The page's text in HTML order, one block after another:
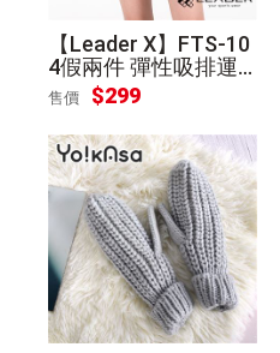
【Leader X】FTS-10
4假兩件 彈性吸排運
動短褲 女款(紫桃M)
售價 $299